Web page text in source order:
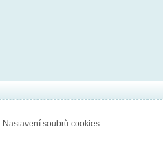
Nastavení soubrů cookies